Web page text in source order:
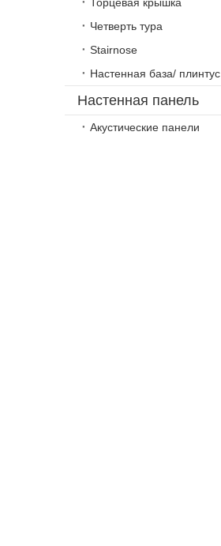
Четверть тура
Stairnose
Настенная база/ плинтус
Настенная панель
Акустические панели